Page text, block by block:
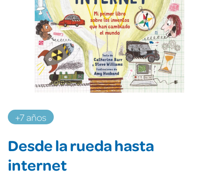
+7 años
Desde la rueda hasta
internet